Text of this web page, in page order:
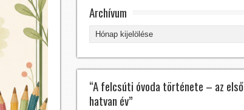
Archívum
Archívum
“A felcsúti óvoda története – az első
hatvan év”